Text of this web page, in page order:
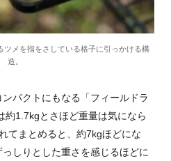
ツメを指をさしている格子に引っかける構
造。
パクトにもなる「フィールドラ
約1.7kgとさほど重量は気になら
てまとめると、約7kgほどにな
しりとした重さを感じるほどに